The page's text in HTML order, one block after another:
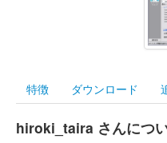
特徴 ダウンロード
hiroki_taira さんにつ